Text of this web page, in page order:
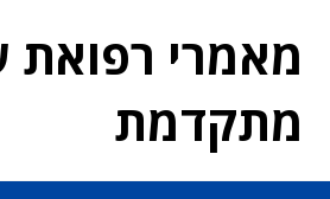
מאמרי רפואת
מתקדמת